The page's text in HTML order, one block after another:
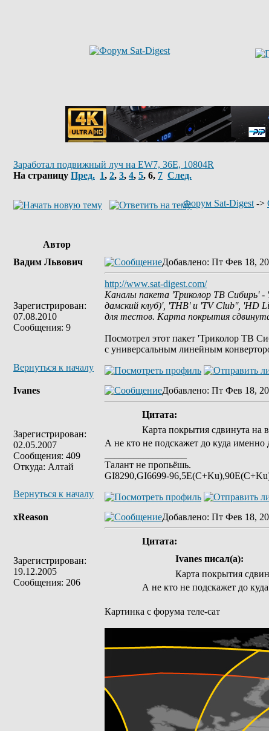
Заработал подвижный луч на EW7, 36E, 10804R
На страницу Пред. 1, 2, 3, 4, 5, 6, 7 След.
Форум Sat-Digest ->
Автор
Вадим Львович
Зарегистрирован:
07.08.2010
Сообщения: 9
Добавлено: Пт Фев 18,
http://www.sat-digest.com/
Каналы пакета 'Триколор ТВ Сибирь'
дамский клуб)', 'ТНВ' и 'TV Club'', 'HD
для тестов. Карта покрытия
Посмотрел этот пакет 'Триколор ТВ
с универсальным линейным
Вернуться к началу
Ivanes
Зарегистрирован:
02.05.2007
Сообщения: 409
Откуда: Алтай
Добавлено: Пт Фев 18,
Цитата:
Карта покрытия сдвинута на
А не кто не подскажет до куда именно
Талант не пропьёшь.
GI8290,GI6699-
Вернуться к началу
xReason
Зарегистрирован:
19.12.2005
Сообщения: 206
Добавлено: Пт Фев 18,
Цитата:
Ivanes писал(а):
Карта покрытия
А не кто не подскажет до
Картинка с форума теле-сат